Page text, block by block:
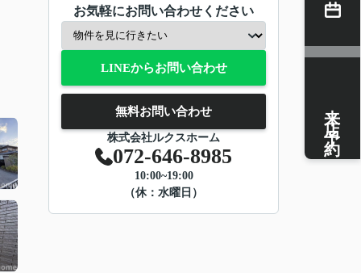
お気軽にお問い合わせください
LINEからお問い合わせ
無料お問い合わせ
株式会社ルクスホーム
072-646-8985
10:00~19:00
（休：水曜日）
来店予約